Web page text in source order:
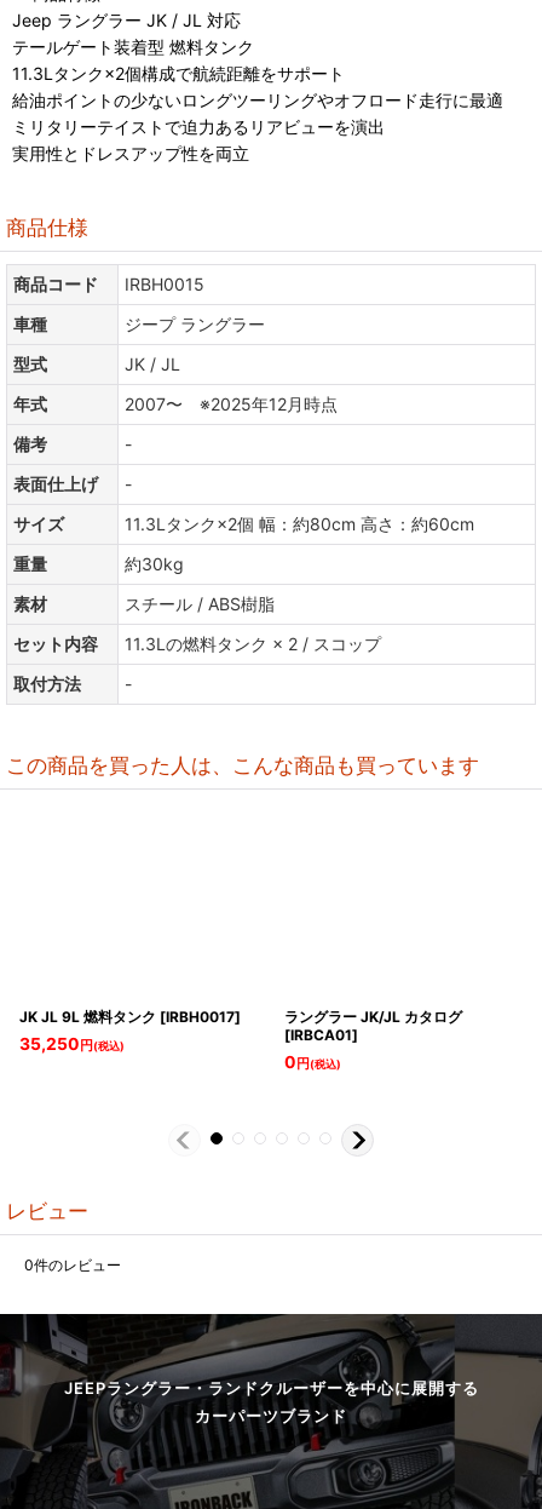
Jeep ラングラー JK / JL 対応
テールゲート装着型 燃料タンク
11.3Lタンク×2個構成で航続距離をサポート
給油ポイントの少ないロングツーリングやオフロード走行に最適
ミリタリーテイストで迫力あるリアビューを演出
実用性とドレスアップ性を両立
商品仕様
商品コード
IRBH0015
車種
ジープ ラングラー
型式
JK / JL
年式
2007〜 ※2025年12月時点
備考
-
表面仕上げ
-
サイズ
11.3Lタンク×2個 幅：約80cm 高さ：約60cm
重量
約30kg
素材
スチール / ABS樹脂
セット内容
11.3Lの燃料タンク × 2 / スコップ
取付方法
-
この商品を買った人は、こんな商品も買っています
JK JL 9L 燃料タンク [IRBH0017]
35,250 円(税込)
ラングラー JK/JL カタログ
[IRBCA01]
0 円(税込)
レビュー
0件のレビュー
JEEPラングラー・ランドクルーザーを中心に展開する
カーパーツブランド